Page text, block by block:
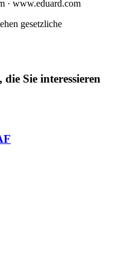
· www.eduard.com
gesetzliche
Sie interessieren